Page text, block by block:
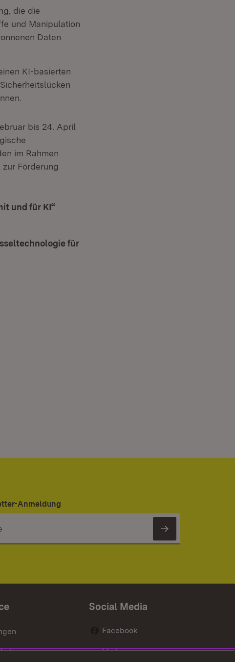
die die
und Manipulation
Daten
KI-basierten
bis 24. April
im Rahmen
Förderung
und für KI“
für
Anmeldung
Newsletter
Social Media
Facebook
Flickr